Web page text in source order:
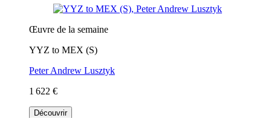
Œuvre de la semaine
YYZ to MEX (S)
Peter Andrew Lusztyk
1 622 €
Découvrir